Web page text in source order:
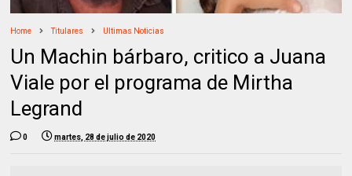
Home Titulares Ultimas Noticias
Un Machin bárbaro, critico a Juana
Viale por el programa de Mirtha
Legrand
0 martes, 28 de julio de 2020